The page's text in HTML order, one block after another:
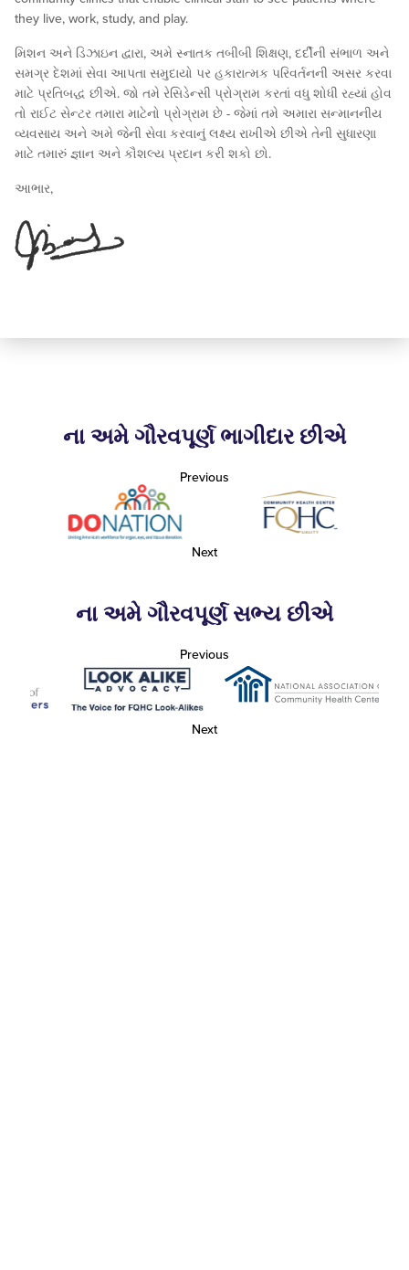
they live, work, study, and play.
મિશન અને ડિઝાઇન દ્વારા, અમે સ્નાતક તબીબી શિક્ષણ, દર્દીની સંભાળ અને
સમગ્ર દેશમાં સેવા આપતા સમુદાયો પર હકારાત્મક પરિવર્તનની અસર કરવા
માટે પ્રતિબદ્ધ છીએ. જો તમે રેસિડેન્સી પ્રોગ્રામ કરતાં વધુ શોધી રહ્યાં હોવ
તો રાઈટ સેન્ટર તમારા માટેનો પ્રોગ્રામ છે - જેમાં તમે અમારા સન્માનનીય
વ્યવસાય અને અમે જેની સેવા કરવાનું લક્ષ્ય રાખીએ છીએ તેની સુધારણા
માટે તમારું જ્ઞાન અને કૌશલ્ય પ્રદાન કરી શકો છો.
આભાર,
ના અમે ગૌરવપૂર્ણ ભાગીદાર છીએ
Previous
Next
ના અમે ગૌરવપૂર્ણ સભ્ય છીએ
Previous
Next